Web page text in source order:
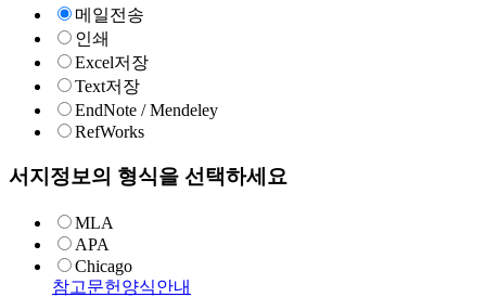
메일전송
인쇄
Excel저장
Text저장
EndNote / Mendeley
RefWorks
서지정보의 형식을 선택하세요
MLA
APA
Chicago
참고문헌양식안내